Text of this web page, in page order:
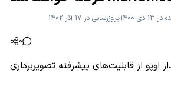
1400
بروزرسانی در 17 آذر 1402
0
از قابلیت‌های پیشرفته تصویربرداری